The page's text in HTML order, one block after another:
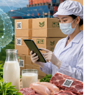
góp 1,56%.